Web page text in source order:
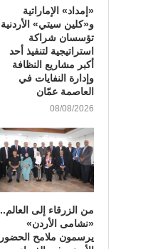
«إمداد» الإماراتية
و«كلين سيتي» الأردنية
تؤسسان شراكة
استراتيجية لتنفيذ أحد
أكبر مشاريع النظافة
وإدارة النفايات في
العاصمة عمّان
08/08/2026
من الزرقاء إلى العالم..
«نشامى الأردن»
يرسمون ملامح الحضور